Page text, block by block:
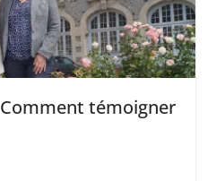
témoigner